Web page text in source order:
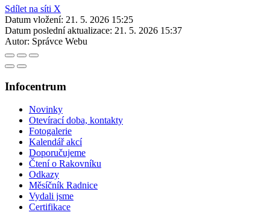
Sdílet na síti X
Datum vložení: 21. 5. 2026 15:25
Datum poslední aktualizace: 21. 5. 2026 15:37
Autor: Správce Webu
Infocentrum
Novinky
Otevírací doba, kontakty
Fotogalerie
Kalendář akcí
Doporučujeme
Čtení o Rakovníku
Odkazy
Měsíčník Radnice
Vydali jsme
Certifikace